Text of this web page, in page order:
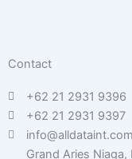
Contact
+62 21 2931 9396
+62 21 2931 9397
info@alldataint.com
Grand Aries Niaga,